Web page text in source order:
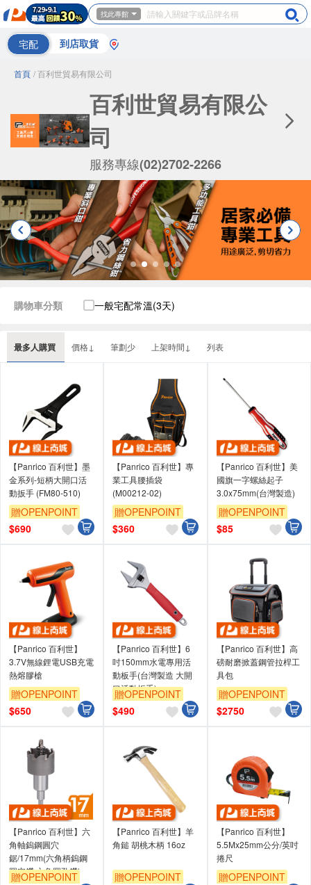
找此專館
宅配 到店取貨
首頁 / 百利世貿易有限公司
百利世貿易有限公
司
服務專線(02)2702-2266
最多人購買 價格↓ 筆劃少 上架時間↓ 列表
購物車分類 一般宅配常溫(3天)
【Panrico 百利世】墨
金系列-短柄大開口活
動扳手 (FM80-510)
贈OPENPOINT
$690
【Panrico 百利世】專
業工具腰插袋
(M00212-02)
贈OPENPOINT
$360
【Panrico 百利世】美
國旗一字螺絲起子
3.0x75mm(台灣製造)
贈OPENPOINT
$85
【Panrico 百利世】
3.7V無線鋰電USB充電
熱熔膠槍
贈OPENPOINT
$650
【Panrico 百利世】6
吋150mm水電專用活
動板手(台灣製造 大開
口活動扳手)
贈OPENPOINT
$490
【Panrico 百利世】高
磅耐磨掀蓋鋼管拉桿工
具包
贈OPENPOINT
$2750
【Panrico 百利世】六
角軸鎢鋼圓穴
鋸/17mm(六角柄鎢鋼
圓穴鑽 六角圓孔鑽)
贈OPENPOINT
【Panrico 百利世】羊
角鎚 胡桃木柄 16oz
贈OPENPOINT
【Panrico 百利世】
5.5Mx25mm公分/英吋
捲尺
贈OPENPOINT